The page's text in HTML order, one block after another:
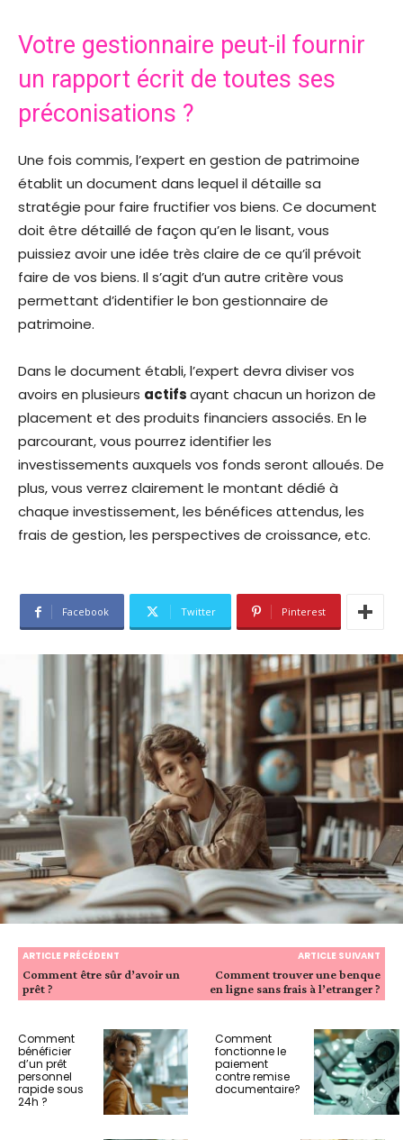
Votre gestionnaire peut-il fournir
un rapport écrit de toutes ses
préconisations ?
Une fois commis, l’expert en gestion de patrimoine
établit un document dans lequel il détaille sa
stratégie pour faire fructifier vos biens. Ce document
doit être détaillé de façon qu’en le lisant, vous
puissiez avoir une idée très claire de ce qu’il prévoit
faire de vos biens. Il s’agit d’un autre critère vous
permettant d’identifier le bon gestionnaire de
patrimoine.
Dans le document établi, l’expert devra diviser vos
avoirs en plusieurs actifsayant chacun un horizon de
placement et des produits financiers associés. En le
parcourant, vous pourrez identifier les
investissements auxquels vos fonds seront alloués. De
plus, vous verrez clairement le montant dédié à
chaque investissement, les bénéfices attendus, les
frais de gestion, les perspectives de croissance, etc.
Facebook Twitter Pinterest
ARTICLE PRÉCÉDENT
Comment être sûr d’avoir un
prêt ?
ARTICLE SUIVANT
Comment trouver une benque
en ligne sans frais à l’etranger ?
Comment
bénéficier
d’un prêt
personnel
rapide sous
24h ?
Comment
fonctionne le
paiement
contre remise
documentaire?